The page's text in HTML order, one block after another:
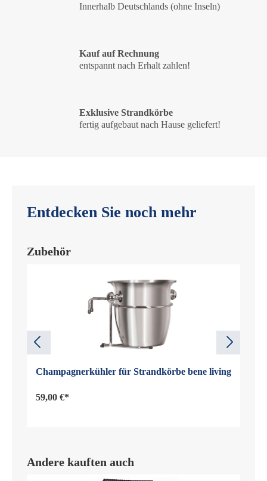
Innerhalb Deutschlands (ohne Inseln)
Kauf auf Rechnung
entspannt nach Erhalt zahlen!
Exklusive Strandkörbe
fertig aufgebaut nach Hause geliefert!
Entdecken Sie noch mehr
Zubehör
Champagnerkühler für Strandkörbe bene living
59,00 €*
Andere kauften auch